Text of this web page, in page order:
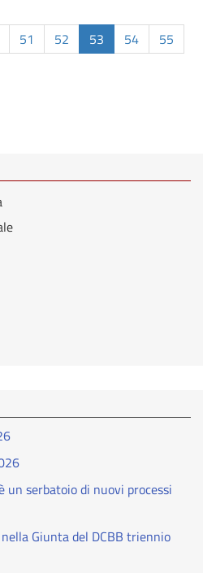
51 52 53 54
55
un serbatoio di nuovi processi
Giunta del DCBB triennio